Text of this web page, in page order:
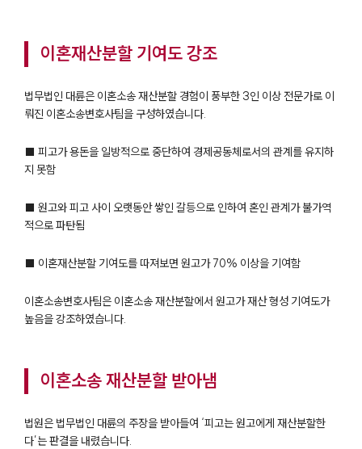
이혼재산분할 기여도 강조
법무법인 대륜은 이혼소송 재산분할 경험이 풍부한 3인 이상 전문가로 이
뤄진 이혼소송변호사팀을 구성하였습니다.
■ 피고가 용돈을 일방적으로 중단하여 경제공동체로서의 관계를 유지하
지 못함
■ 원고와 피고 사이 오랫동안 쌓인 갈등으로 인하여 혼인 관계가 불가역
적으로 파탄됨
■ 이혼재산분할 기여도를 따져보면 원고가 70% 이상을 기여함
이혼소송변호사팀은 이혼소송 재산분할에서 원고가 재산 형성 기여도가
높음을 강조하였습니다.
이혼소송 재산분할 받아냄
법원은 법무법인 대륜의 주장을 받아들여 ‘피고는 원고에게 재산분할한
다’는 판결을 내렸습니다.